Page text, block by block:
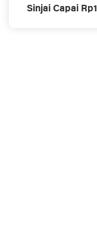
Sinjai Capai